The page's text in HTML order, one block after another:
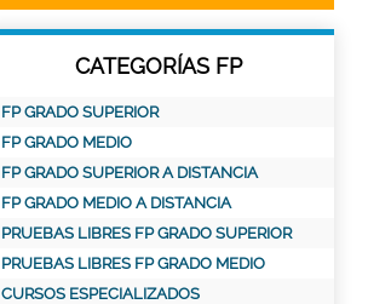
CATEGORÍAS FP
FP GRADO SUPERIOR
FP GRADO MEDIO
FP GRADO SUPERIOR A DISTANCIA
FP GRADO MEDIO A DISTANCIA
PRUEBAS LIBRES FP GRADO SUPERIOR
PRUEBAS LIBRES FP GRADO MEDIO
CURSOS ESPECIALIZADOS